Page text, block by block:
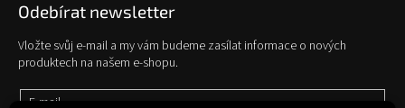
Odebírat newsletter
Vložte svůj e-mail a my vám budeme zasílat informace o nových
produktech na našem e-shopu.
E-mail